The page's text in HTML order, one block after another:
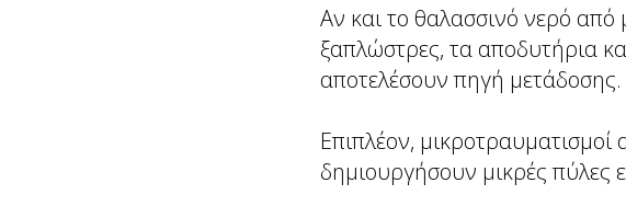
Αν και το θαλασσινό νερό από
ξαπλώστρες, τα αποδυτήρια
αποτελέσουν πηγή μετάδοσης.
Επιπλέον,
δημιουργήσουν μικρές πύλες